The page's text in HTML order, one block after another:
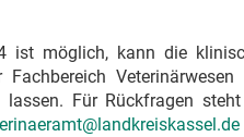
ist möglich, kann die
Veterinärwesen
Für Rückfragen